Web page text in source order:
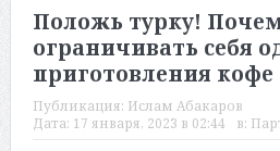
Положь турку!
ограничивать себя
приготовления кофе
Публикация: Ислам Абакаров
Дата: 17 января, 2023 в 02:44 в: